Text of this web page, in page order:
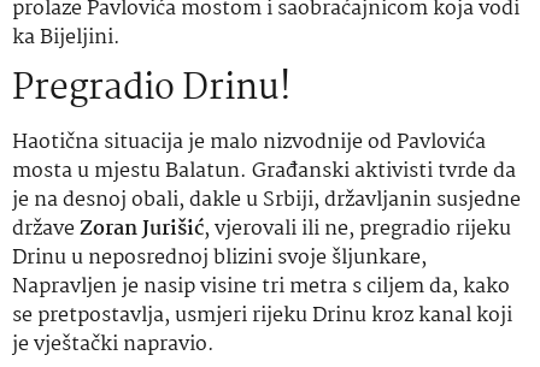
prolaze Pavlovića mostom i saobraćajnicom koja vodi
ka Bijeljini.
Pregradio Drinu!
Haotična situacija je malo nizvodnije od Pavlovića
mosta u mjestu Balatun. Građanski aktivisti tvrde da
je na desnoj obali, dakle u Srbiji, državljanin susjedne
državeZoran Jurišić, vjerovali ili ne, pregradio rijeku
Drinu u neposrednoj blizini svoje šljunkare,
Napravljen je nasip visine tri metra s ciljem da, kako
se pretpostavlja, usmjeri rijeku Drinu kroz kanal koji
je vještački napravio.